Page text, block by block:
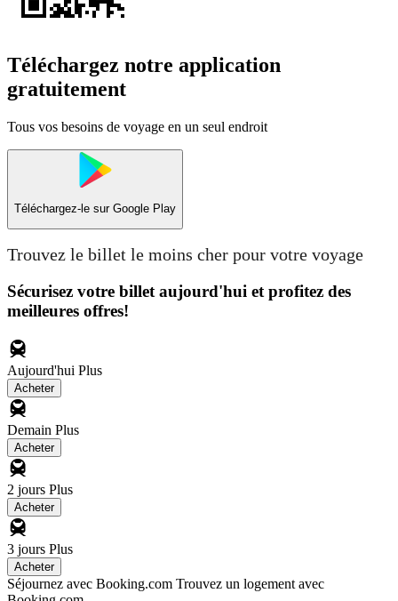
Téléchargez notre application
gratuitement
Tous vos besoins de voyage en un seul endroit
Téléchargez-le sur Google Play
Trouvez le billet le moins cher pour votre voyage
Sécurisez votre billet aujourd'hui et profitez des
meilleures offres!
Aujourd'hui Plus
Acheter
Demain Plus
Acheter
2 jours Plus
Acheter
3 jours Plus
Acheter
Séjournez avec Booking.com Trouvez un logement avec